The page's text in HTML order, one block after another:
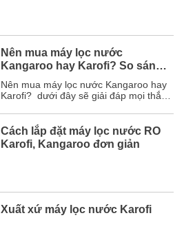
Nên mua máy lọc nước
Kangaroo hay Karofi? So sánh
chi tiết
Nên mua máy lọc nước Kangaroo hay
Karofi? dưới đây sẽ giải đáp mọi thắc
này, bạn sẽ chọn được hãng máy lọc
nước phù hợp với mình. Mục lục 1. So
sánh chi tiết máy lọc nước Karofi và
Kangaroo ...
Cách lắp đặt máy lọc nước RO
Karofi, Kangaroo đơn giản
Xuất xứ máy lọc nước Karofi